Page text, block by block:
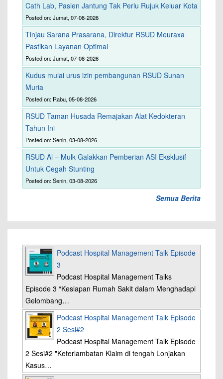
Cath Lab, Pasien Jantung Tak Perlu Rujuk Keluar Kota
Posted on: Jumat, 07-08-2026
Tinjau Sarana Prasarana, Direktur RSUD Meuraxa
Pastikan Layanan Optimal
Posted on: Jumat, 07-08-2026
Kudus mulai urus izin pembangunan RSUD Sunan
Muria
Posted on: Rabu, 05-08-2026
RSUD Taman Husada Remajakan Alat Kedokteran
Tahun Ini
Posted on: Senin, 03-08-2026
RSUD Al – Mulk Galakkan Pemberian ASI Eksklusif
Untuk Cegah Stunting
Posted on: Senin, 03-08-2026
Semua Berita
Podcast Hospital Management Talk Episode
3
Podcast Hospital Management Talks
Episode 3 “Kesiapan Rumah Sakit dalam Menghadapi
Gelombang…
Podcast Hospital Management Talk Episode
2 Sesi#2
Podcast Hospital Management Talk Episode
2 Sesi#2 "Keterlambatan Klaim di tengah Lonjakan
Kasus…